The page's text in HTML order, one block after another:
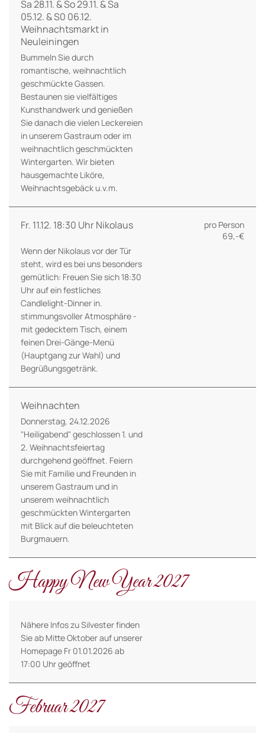
Sa 28.11. & So 29.11. & Sa
05.12. & S0 06.12.
Weihnachtsmarkt in
Neuleiningen
Bummeln Sie durch
romantische, weihnachtlich
geschmückte Gassen.
Bestaunen sie vielfältiges
Kunsthandwerk und genießen
Sie danach die vielen Leckereien
in unserem Gastraum oder im
weihnachtlich geschmückten
Wintergarten. Wir bieten
hausgemachte Liköre,
Weihnachtsgebäck u.v.m.
Fr. 11.12. 18:30 Uhr Nikolaus
pro Person
69,-€
Wenn der Nikolaus vor der Tür
steht, wird es bei uns besonders
gemütlich: Freuen Sie sich 18:30
Uhr auf ein festliches
Candlelight-Dinner in.
stimmungsvoller Atmosphäre -
mit gedecktem Tisch, einem
feinen Drei-Gänge-Menü
(Hauptgang zur Wahl) und
Begrüßungsgetränk.
Weihnachten
Donnerstag, 24.12.2026
"Heiligabend" geschlossen 1. und
2. Weihnachtsfeiertag
durchgehend geöffnet. Feiern
Sie mit Familie und Freunden in
unserem Gastraum und in
unserem weihnachtlich
geschmückten Wintergarten
mit Blick auf die beleuchteten
Burgmauern.
Happy New Year 2027
Nähere Infos zu Silvester finden
Sie ab Mitte Oktober auf unserer
Homepage Fr 01.01.2026 ab
17:00 Uhr geöffnet
Februar 2027